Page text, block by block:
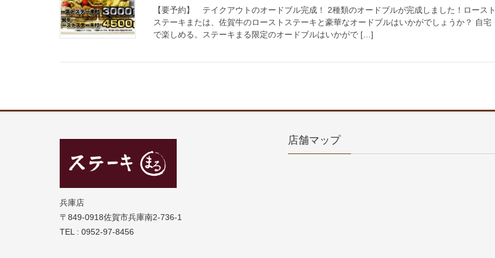
【要予約】 テイクアウトのオードブル完成！ 2種類のオードブルが完成しました！ロースト
ステーキまたは、佐賀牛のローストステーキと豪華なオードブルはいかがでしょうか？ 自宅
で楽しめる。ステーキまる限定のオードブルはいかがで […]
兵庫店
〒849-0918佐賀市兵庫南2-736-1
TEL : 0952-97-8456
店舗マップ